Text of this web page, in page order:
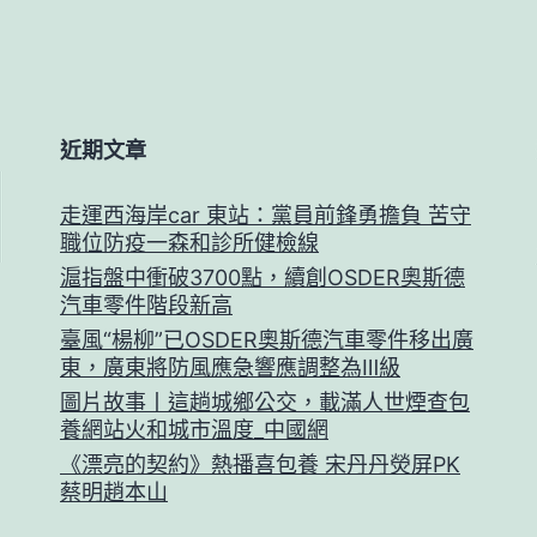
近期文章
走運西海岸car 東站：黨員前鋒勇擔負 苦守
職位防疫一森和診所健檢線
滬指盤中衝破3700點，續創OSDER奧斯德
汽車零件階段新高
臺風“楊柳”已OSDER奧斯德汽車零件移出廣
東，廣東將防風應急響應調整為Ⅲ級
圖片故事丨這趟城鄉公交，載滿人世煙查包
養網站火和城市溫度_中國網
《漂亮的契約》熱播喜包養 宋丹丹熒屏PK
蔡明趙本山